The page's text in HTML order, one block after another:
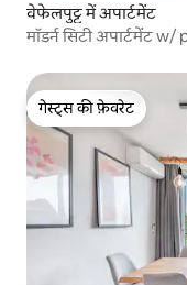
वेफेलपुट्ट में अपार्टमेंट
मॉडर्न सिटी अपार्टमेंट
गेस्ट्स की फ़ेवरेट
गेस्ट्स की फ़ेवरेट